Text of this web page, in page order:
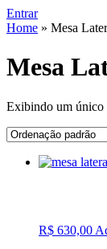
Entrar
Home » Mesa
Mesa
Exibindo um único
R$ 630,00